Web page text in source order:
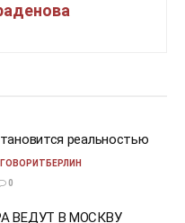
реальностью
ГОВОРИТБЕРЛИН
0
ВЕДУТ В МОСКВУ